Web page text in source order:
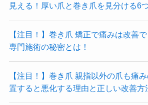
見える！厚い爪と巻き爪を見分ける6
【注目！】巻き爪 矯正で痛みは改善
専門施術の秘密とは！
【注目！】巻き爪 親指以外の爪も痛
置すると悪化する理由と正しい改善方